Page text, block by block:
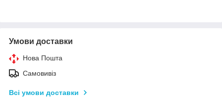
Умови доставки
Нова Пошта
Самовивіз
Всі умови доставки